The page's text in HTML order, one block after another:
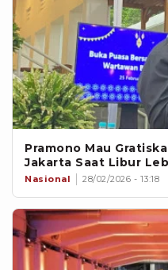
Pramono Mau
Jakarta Saat Libur
Nasional 28/02/2026 - 13:18